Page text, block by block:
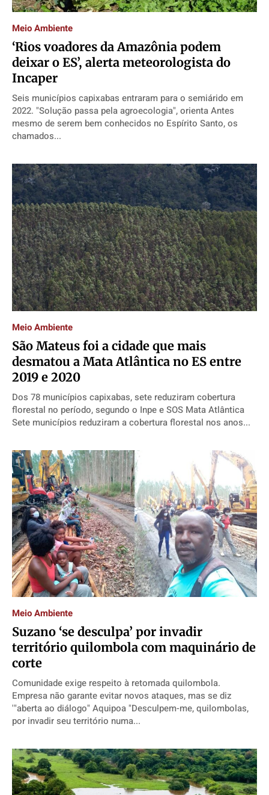
Economia
Cultura
Caetano Roque
Gustavo Bastos
Wanda Sily
Publicidade Legal
Anuncie
Quem Somos
Expediente
Contato
Termos de Uso
Privacidade
Economia
Cultura
Caetano Roque
Gustavo Bastos
Wanda Sily
Publicidade Legal
Anuncie
Quem Somos
Expediente
Contato
Termos de Uso
Privacidade
Economia
Cultura
Caetano Roque
Gustavo Bastos
Wanda Sily
Publicidade Legal
Anuncie
Quem Somos
Expediente
Contato
Termos de Uso
Privacidade
Economia
Cultura
Caetano Roque
Gustavo Bastos
Wanda Sily
Publicidade Legal
Anuncie
Quem Somos
Expediente
Contato
Termos de Uso
Privacidade
Meio Ambiente
‘Rios voadores da Amazônia podem
deixar o ES’, alerta meteorologista do
Incaper
Seis municípios capixabas entraram para o semiárido em
2022. "Solução passa pela agroecologia", orienta Antes
mesmo de serem bem conhecidos no Espírito Santo, os
chamados...
Meio Ambiente
São Mateus foi a cidade que mais
desmatou a Mata Atlântica no ES entre
2019 e 2020
Dos 78 municípios capixabas, sete reduziram cobertura
florestal no período, segundo o Inpe e SOS Mata Atlântica
Sete municípios reduziram a cobertura florestal nos anos...
Meio Ambiente
Suzano ‘se desculpa’ por invadir
território quilombola com maquinário de
corte
Comunidade exige respeito à retomada quilombola.
Empresa não garante evitar novos ataques, mas se diz
'"aberta ao diálogo" Aquipoa "Desculpem-me, quilombolas,
por invadir seu território numa...